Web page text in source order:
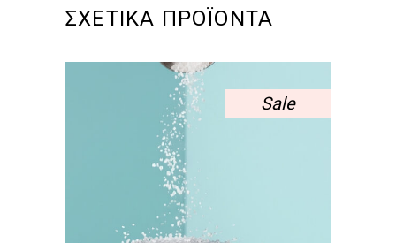
ΣΧΕΤΙΚΆ ΠΡΟΪΌΝΤΑ
Sale